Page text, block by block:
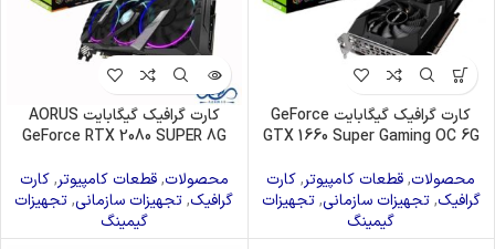
کارت گرافیک گیگابایت GeForce
GTX 1660 Super Gaming OC 6G
محصولات,قطعات کامپیوتر,کارت
گرافیک,تجهیزات سازمانی,تجهیزات
گیمینگ
کارت گرافیک گیگابایت AORUS
GeForce RTX 2080 SUPER 8G
محصولات,قطعات کامپیوتر,کارت
گرافیک,تجهیزات سازمانی,تجهیزات
گیمینگ